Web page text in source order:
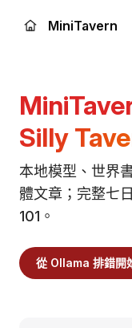
Skip to content
MiniTavern
Silly
本地模型、世界
體文章；完整七
101。
從 Ollama 排錯開